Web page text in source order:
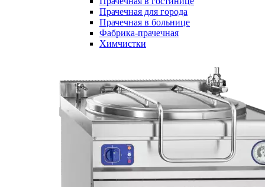
Прачечная для города
Прачечная в больнице
Фабрика-прачечная
Химчистки